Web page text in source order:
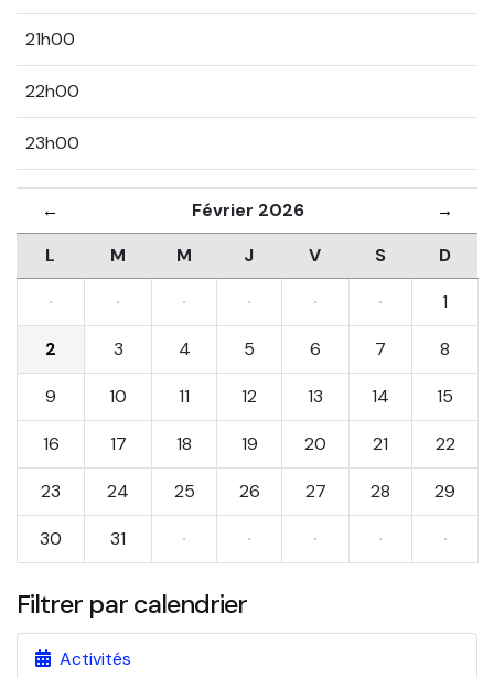
21h00
22h00
23h00
← Février 2026 →
L M M J V S
D
·
· · · · · 1
2 3 4 5 6 7 8
9 10 11 12 13 14 15
16 17 18 19 20 21 22
23 24 25 26 27 28 29
30 31 · · · · ·
Filtrer par calendrier
Activités